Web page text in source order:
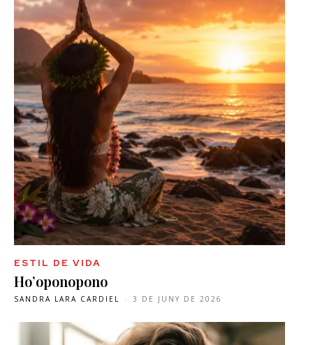
ESTIL DE VIDA
Ho’oponopono
SANDRA LARA CARDIEL - 3 DE JUNY DE 2026